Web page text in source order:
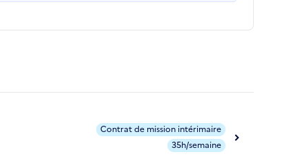
Contrat de mission intérimaire
35h/semaine